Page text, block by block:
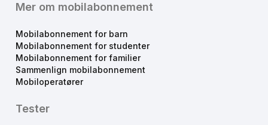
Mer om mobilabonnement
Mobilabonnement for barn
Mobilabonnement for studenter
Mobilabonnement for familier
Sammenlign mobilabonnement
Mobiloperatører
Tester